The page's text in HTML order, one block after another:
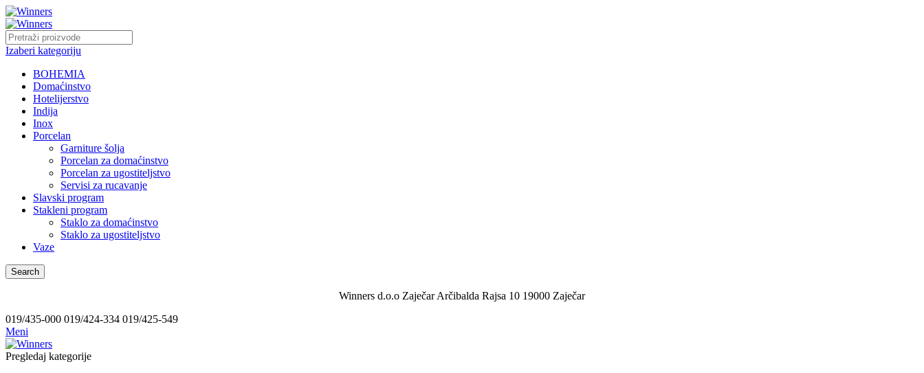
Izaberi kategoriju
BOHEMIA
Domaćinstvo
Hotelijerstvo
Indija
Inox
Porcelan
Garniture šolja
Porcelan za domaćinstvo
Porcelan za ugostiteljstvo
Servisi za rucavanje
Slavski program
Stakleni program
Staklo za domaćinstvo
Staklo za ugostiteljstvo
Vaze
Search
Winners d.o.o Zaječar Arčibalda Rajsa 10 19000 Zaječar
019/435-000 019/424-334 019/425-549
Meni
Pregledaj kategorije